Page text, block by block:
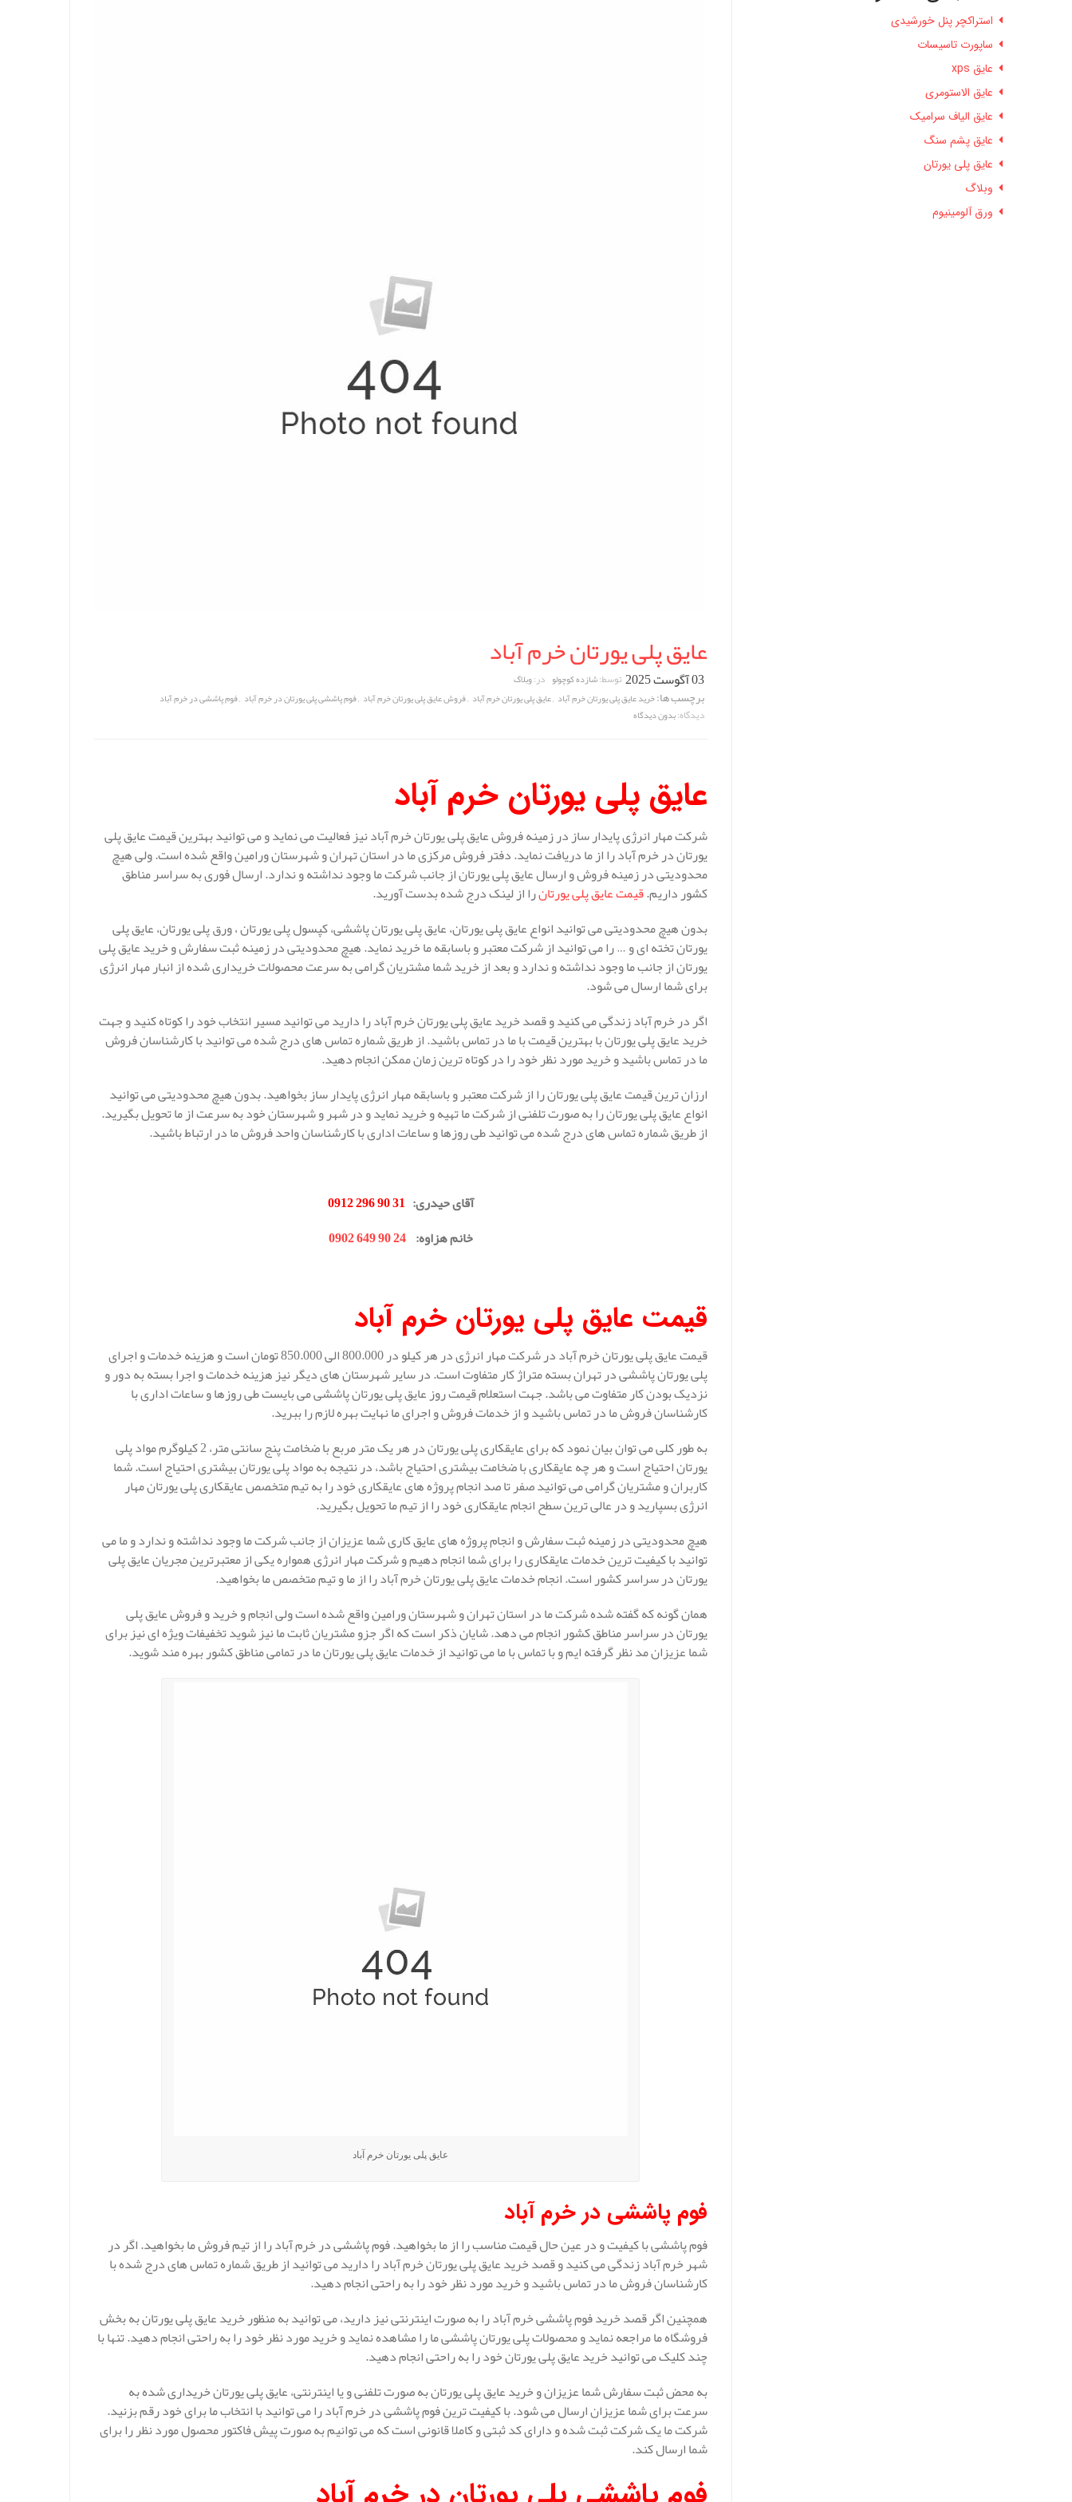
عایق پلی یورتان خرم آباد
03 آگوست 2025 توسط:شازده کوچولو در:وبلاگ
برچسب ها:خرید عایق پلی یورتان خرم آباد ,عایق پلی یورتان خرم آباد ,فروش عایق پلی یورتان خرم آباد ,فوم پاششی پلی یورتان در خرم آباد ,فوم پاششی در خرم آباد
دیدگاه:بدون دیدگاه
عایق پلی یورتان خرم آباد
شرکت مهار انرژی پایدار ساز در زمینه فروش عایق پلی یورتان خرم آباد نیز فعالیت می نماید و می توانید بهترین قیمت عایق پلی
یورتان در خرم آباد را از ما دریافت نماید. دفتر فروش مرکزی ما در استان تهران و شهرستان ورامین واقع شده است. ولی هیچ
محدودیتی در زمینه فروش و ارسال عایق پلی یورتان از جانب شرکت ما وجود نداشته و ندارد. ارسال فوری به سراسر مناطق
کشور داریم.قیمت عایق پلی یورتانرا از لینک درج شده بدست آورید.
بدون هیچ محدودیتی می توانید انواع عایق پلی یورتان، عایق پلی یورتان پاششی، کپسول پلی یورتان ، ورق پلی یورتان، عایق پلی
یورتان تخته ای و … را می توانید از شرکت معتبر و باسابقه ما خرید نماید. هیچ محدودیتی در زمینه ثبت سفارش و خرید عایق پلی
یورتان از جانب ما وجود نداشته و ندارد و بعد از خرید شما مشتریان گرامی به سرعت محصولات خریداری شده از انبار مهار انرژی
برای شما ارسال می شود.
اگر در خرم آباد زندگی می کنید و قصد خرید عایق پلی یورتان خرم آباد را دارید می توانید مسیر انتخاب خود را کوتاه کنید و جهت
خرید عایق پلی یورتان با بهترین قیمت با ما در تماس باشید. از طریق شماره تماس های درج شده می توانید با کارشناسان فروش
ما در تماس باشید و خرید مورد نظر خود را در کوتاه ترین زمان ممکن انجام دهید.
ارزان ترین قیمت عایق پلی یورتان را از شرکت معتبر و باسابقه مهار انرژی پایدار ساز بخواهید. بدون هیچ محدودیتی می توانید
انواع عایق پلی یورتان را به صورت تلفنی از شرکت ما تهیه و خرید نماید و در شهر و شهرستان خود به سرعت از ما تحویل بگیرید.
از طریق شماره تماس های درج شده می توانید طی روزها و ساعات اداری با کارشناسان واحد فروش ما در ارتباط باشید.
آقای حیدری:
31 90 296 0912
خانم هزاوه:
24 90 649 0902
قیمت عایق پلی یورتان خرم آباد
قیمت عایق پلی یورتان خرم آباد در شرکت مهار انرژی در هر کیلو در 800.000 الی 850.000 تومان است و هزینه خدمات و اجرای
پلی یورتان پاششی در تهران بسته متراژ کار متفاوت است. در سایر شهرستان های دیگر نیز هزینه خدمات و اجرا بسته به دور و
نزدیک بودن کار متفاوت می باشد. جهت استعلام قیمت روز عایق پلی یورتان پاششی می بایست طی روزها و ساعات اداری با
کارشناسان فروش ما در تماس باشید و از خدمات فروش و اجرای ما نهایت بهره لازم را ببرید.
به طور کلی می توان بیان نمود که برای عایقکاری پلی یورتان در هر یک متر مربع با ضخامت پنج سانتی متر، 2 کیلوگرم مواد پلی
یورتان احتیاج است و هر چه عایقکاری با ضخامت بیشتری احتیاج باشد، در نتیجه به مواد پلی یورتان بیشتری احتیاج است. شما
کاربران و مشتریان گرامی می توانید صفر تا صد انجام پروژه های عایقکاری خود را به تیم متخصص عایقکاری پلی یورتان مهار
انرژی بسپارید و در عالی ترین سطح انجام عایقکاری خود را از تیم ما تحویل بگیرید.
هیچ محدودیتی در زمینه ثبت سفارش و انجام پروژه های عایق کاری شما عزیزان از جانب شرکت ما وجود نداشته و ندارد و ما می
توانید با کیفیت ترین خدمات عایقکاری را برای شما انجام دهیم و شرکت مهار انرژی همواره یکی از معتبرترین مجریان عایق پلی
یورتان در سراسر کشور است. انجام خدمات عایق پلی یورتان خرم آباد را از ما و تیم متخصص ما بخواهید.
همان گونه که گفته شده شرکت ما در استان تهران و شهرستان ورامین واقع شده است ولی انجام و خرید و فروش عایق پلی
یورتان در سراسر مناطق کشور انجام می دهد. شایان ذکر است که اگر جزو مشتریان ثابت ما نیز شوید تخفیفات ویژه ای نیز برای
شما عزیزان مد نظر گرفته ایم و با تماس با ما می توانید از خدمات عایق پلی یورتان ما در تمامی مناطق کشور بهره مند شوید.
عایق پلی یورتان خرم آباد
فوم پاششی در خرم آباد
فوم پاششی با کیفیت و در عین حال قیمت مناسب را از ما بخواهید. فوم پاششی در خرم آباد را از تیم فروش ما بخواهید. اگر در
شهر خرم آباد زندگی می کنید و قصد خرید عایق پلی یورتان خرم آباد را دارید می توانید از طریق شماره تماس های درج شده با
کارشناسان فروش ما در تماس باشید و خرید مورد نظر خود را به راحتی انجام دهید.
همچنین اگر قصد خرید فوم پاششی خرم آباد را به صورت اینترنتی نیز دارید، می توانید به منظور خرید عایق پلی یورتان به بخش
فروشگاه ما مراجعه نماید و محصولات پلی یورتان پاششی ما را مشاهده نماید و خرید مورد نظر خود را به راحتی انجام دهید. تنها با
چند کلیک می توانید خرید عایق پلی یورتان خود را به راحتی انجام دهید.
به محض ثبت سفارش شما عزیزان و خرید عایق پلی یورتان به صورت تلفنی و یا اینترنتی، عایق پلی یورتان خریداری شده به
سرعت برای شما عزیزان ارسال می شود. با کیفیت ترین فوم پاششی در خرم آباد را می توانید با انتخاب ما برای خود رقم بزنید.
شرکت ما یک شرکت ثبت شده و دارای کد ثبتی و کاملا قانونی است که می توانیم به صورت پیش فاکتور محصول مورد نظر را برای
شما ارسال کند.
استراکچر پنل خورشیدی
ساپورت تاسیسات
عایق xps
عایق الاستومری
عایق الیاف سرامیک
عایق پشم سنگ
عایق پلی یورتان
وبلاگ
ورق آلومینیوم